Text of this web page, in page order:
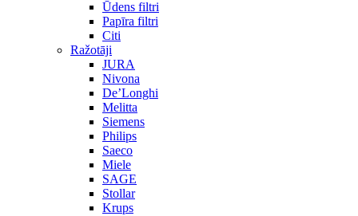
Ūdens filtri
Papīra filtri
Citi
Ražotāji
JURA
Nivona
De’Longhi
Melitta
Siemens
Philips
Saeco
Miele
SAGE
Stollar
Krups